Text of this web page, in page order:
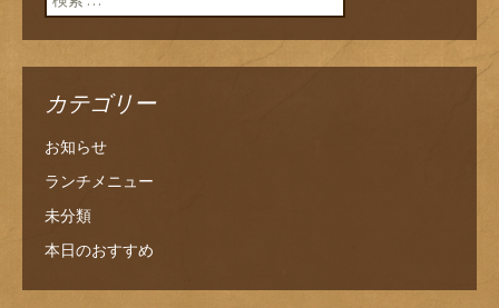
カテゴリー
お知らせ
ランチメニュー
未分類
本日のおすすめ